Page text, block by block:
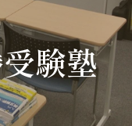
る
験塾